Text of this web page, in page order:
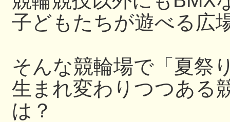
子どもたちが遊べる広
そんな競輪場で「夏祭
生まれ変わりつつある
は？